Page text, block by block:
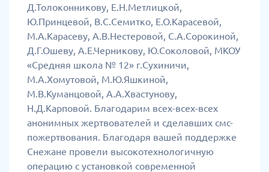
Д.Толоконникову, Е.Н.Метлицкой,
Ю.Принцевой, В.С.Семитко, Е.О.Карасевой,
М.А.Карасеву, А.В.Нестеровой, С.А.Сорокиной,
Д.Г.Ошеву, А.Е.Черникову, Ю.Соколовой, МКОУ
«Средняя школа № 12» г.Сухиничи,
М.А.Хомутовой, М.Ю.Яшкиной,
М.В.Куманцовой, А.А.Хвастунову,
Н.Д.Карповой. Благодарим всех-всех-всех
анонимных жертвователей и сделавших смс-
пожертвования. Благодаря вашей поддержке
Снежане провели высокотехнологичную
операцию с установкой современной